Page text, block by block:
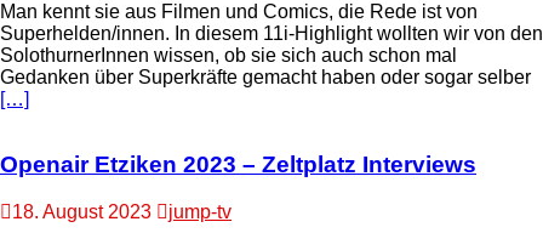
Man kennt sie aus Filmen und Comics, die Rede ist von
Superhelden/innen. In diesem 11i-Highlight wollten wir von den
SolothurnerInnen wissen, ob sie sich auch schon mal
Gedanken über Superkräfte gemacht haben oder sogar selber
[…]
Openair Etziken 2023 – Zeltplatz Interviews
18. August 2023
jump-tv